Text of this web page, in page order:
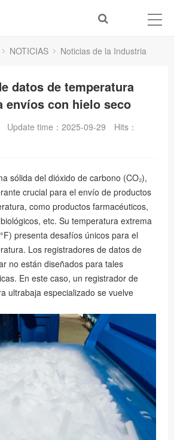
NOTICIAS Noticias de la Industria
datos de temperatura
envíos con hielo seco
Update time：2025-09-29
Hits：
sólida del dióxido de carbono (CO₂),
crucial para el envío de productos
como productos farmacéuticos,
etc. Su temperatura extrema
presenta desafíos únicos para el
Los registradores de datos de
no están diseñados para tales
En este caso, un registrador de
ultrabaja especializado se vuelve